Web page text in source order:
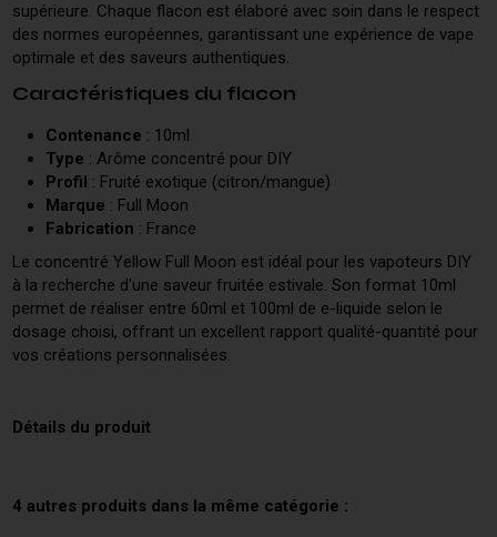
supérieure. Chaque flacon est élaboré avec soin dans le respect
des normes européennes, garantissant une expérience de vape
optimale et des saveurs authentiques.
Caractéristiques du flacon
Contenance : 10ml
Type : Arôme concentré pour DIY
Profil : Fruité exotique (citron/mangue)
Marque : Full Moon
Fabrication : France
Le concentré Yellow Full Moon est idéal pour les vapoteurs DIY
à la recherche d'une saveur fruitée estivale. Son format 10ml
permet de réaliser entre 60ml et 100ml de e-liquide selon le
dosage choisi, offrant un excellent rapport qualité-quantité pour
vos créations personnalisées.
Détails du produit
4 autres produits dans la même catégorie :